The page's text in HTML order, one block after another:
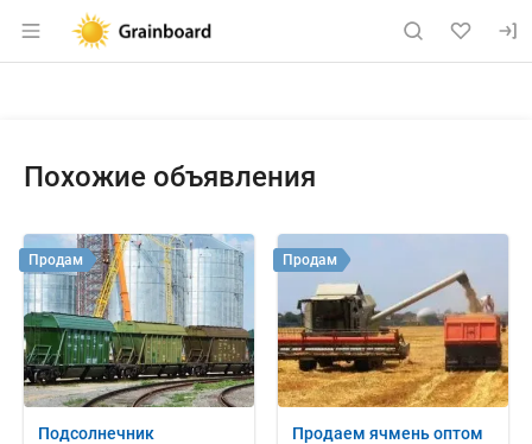
Раздел навигации по сайту
Похожие объявления
Подсолнечник
Продам
Продаем ячмень оптом
Продам